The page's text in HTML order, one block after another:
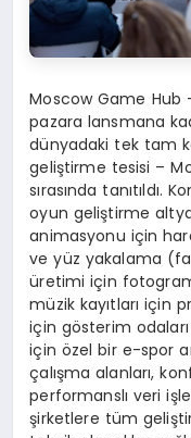
Moscow Game Hub
pazara lansmana
dünyadaki tek tam
geliştirme tesisi –
sırasında tanıtıldı.
oyun geliştirme
animasyonu için
ve yüz yakalama
üretimi için
müzik kayıtları için
için gösterim
için özel bir e-spor
çalışma alanları,
performanslı veri
şirketlere tüm